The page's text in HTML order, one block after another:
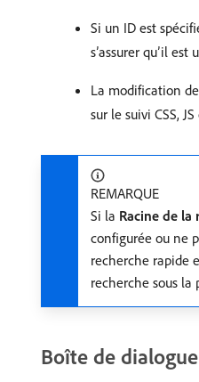
Si un ID est
s’assurer qu’il est
La modification
sur le suivi CSS,
REMARQUE
Si la Racine de la
configurée ou ne
recherche rapide
recherche sous la
Boîte de